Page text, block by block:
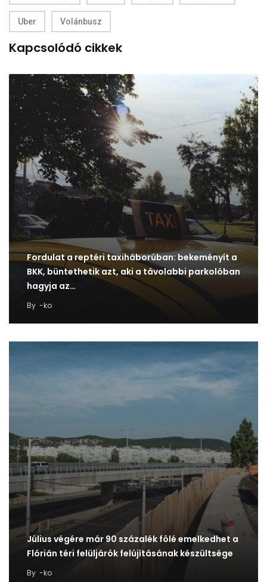
Uber Volánbusz
Kapcsolódó cikkek
Fordulat a reptéri taxiháborúban: bekeményít a
BKK, büntethetik azt, aki a távolabbi parkolóban
hagyja az…
By -ko
Július végére már 90 százalék fölé emelkedhet a
Flórián téri felüljárók felújításának készültsége
By -ko